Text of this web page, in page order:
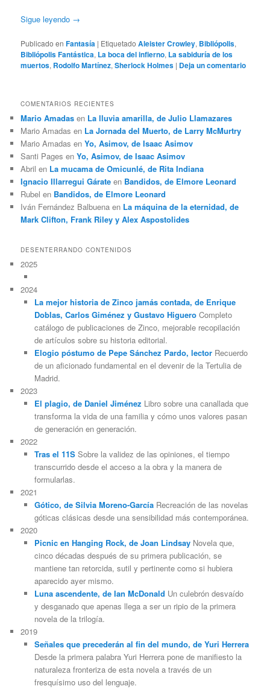
Sigue leyendo →
Publicado en Fantasía | Etiquetado Aleister Crowley, Bibliópolis,
Bibliópolis Fantástica, La boca del infierno, La sabiduría de los
muertos, Rodolfo Martínez,Sherlock Holmes | Deja un comentario
COMENTARIOS RECIENTES
Mario Amadas en La lluvia amarilla, de Julio Llamazares
Mario Amadas en La Jornada del Muerto, de Larry McMurtry
Mario Amadas enYo, Asimov, de Isaac Asimov
Santi Pages enYo, Asimov, de Isaac Asimov
Abril en La mucama de Omicunlé, de Rita Indiana
Ignacio Illarregui Gárate en Bandidos, de Elmore Leonard
Rubel en Bandidos, de Elmore Leonard
Iván Fernández Balbuena en La máquina de la eternidad, de
Mark Clifton, Frank Riley y Alex Aspostolides
DESENTERRANDO CONTENIDOS
2025
2024
La mejor historia de Zinco jamás contada, de Enrique
Doblas, Carlos Giménez y Gustavo HigueroCompleto
catálogo de publicaciones de Zinco, mejorable recopilación
de artículos sobre su historia editorial.
Elogio póstumo de Pepe Sánchez Pardo, lectorRecuerdo
de un aficionado fundamental en el devenir de la Tertulia de
Madrid.
2023
El plagio, de Daniel Jiménez Libro sobre una canallada que
transforma la vida de una familia y cómo unos valores pasan
de generación en generación.
2022
Tras el 11SSobre la validez de las opiniones, el tiempo
transcurrido desde el acceso a la obra y la manera de
formularlas.
2021
Gótico, de Silvia Moreno-GarcíaRecreación de las novelas
góticas clásicas desde una sensibilidad más contemporánea.
2020
Picnic en Hanging Rock, de Joan LindsayNovela que,
cinco décadas después de su primera publicación, se
mantiene tan retorcida, sutil y pertinente como si hubiera
aparecido ayer mismo.
Luna ascendente, de Ian McDonald Un culebrón desvaído
y desganado que apenas llega a ser un ripio de la primera
novela de la trilogía.
2019
Señales que precederán al fin del mundo, de Yuri Herrera
Desde la primera palabra Yuri Herrera pone de manifiesto la
naturaleza fronteriza de esta novela a través de un
fresquísimo uso del lenguaje.